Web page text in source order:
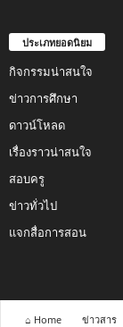
ประเภทยอดนิยม
กิจกรรมน่าสนใจ
ข่าวการศึกษา
ดาวน์โหลด
เรื่องราวน่าสนใจ
สอบครู
ข่าวทั่วไป
แจกสื่อการสอน
⌂ Home ข่าวสาร